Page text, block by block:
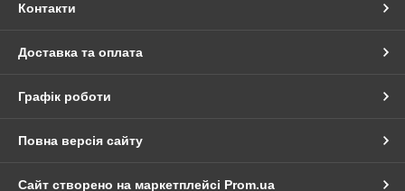
Контакти
Доставка та оплата
Графік роботи
Повна версія сайту
Сайт створено на маркетплейсі Prom.ua